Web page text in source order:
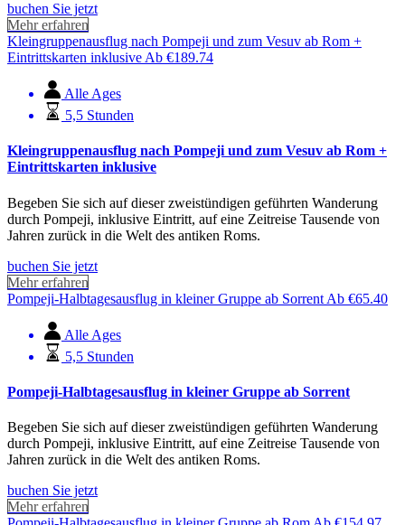
buchen Sie jetzt
Mehr erfahren
Kleingruppenausflug nach Pompeji und zum Vesuv ab Rom +
Eintrittskarten inklusive Ab €189.74
Alle Ages
5,5 Stunden
Kleingruppenausflug nach Pompeji und zum Vesuv ab Rom +
Eintrittskarten inklusive
Begeben Sie sich auf dieser zweistündigen geführten Wanderung
durch Pompeji, inklusive Eintritt, auf eine Zeitreise Tausende von
Jahren zurück in die Welt des antiken Roms.
buchen Sie jetzt
Mehr erfahren
Pompeji-Halbtagesausflug in kleiner Gruppe ab Sorrent Ab €65.40
Alle Ages
5,5 Stunden
Pompeji-Halbtagesausflug in kleiner Gruppe ab Sorrent
Begeben Sie sich auf dieser zweistündigen geführten Wanderung
durch Pompeji, inklusive Eintritt, auf eine Zeitreise Tausende von
Jahren zurück in die Welt des antiken Roms.
buchen Sie jetzt
Mehr erfahren